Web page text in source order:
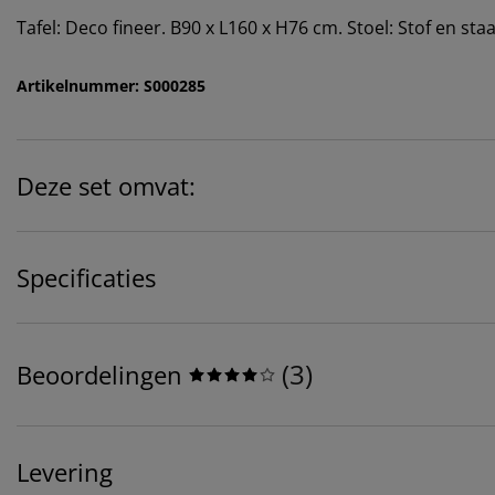
Tafel: Deco fineer. B90 x L160 x H76 cm. Stoel: Stof en
Artikelnummer: S000285
Deze set omvat:
Specificaties
Beoordelingen (3)
Levering